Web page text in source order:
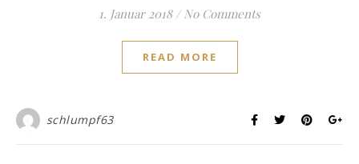
1. Januar 2018 / No Comments
READ MORE
schlumpf63